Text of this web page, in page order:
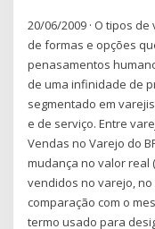
20/06/2009 · O tipos
de formas e opções
penasamentos
de uma infinidade de
segmentado em
e de serviço. Entre
Vendas no Varejo do
mudança no valor real
vendidos no varejo,
comparação com o
termo usado para